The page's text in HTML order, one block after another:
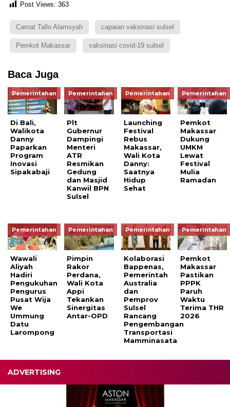
Post Views: 363
Camat Tallo Alamsyah capaian vaksinasi sulsel
Pemkot Makassar vaksinasi covid-19 sulsel
Baca Juga
Pemerintahan
Di Bali,
Walikota
Danny
Paparkan
Program
Inovasi
Sipakabaji
Pemerintahan
Plt
Gubernur
Dampingi
Menteri
ATR
Resmikan
Gedung
dan Masjid
Kanwil BPN
Sulsel
Pemerintahan
Launching
Festival
Rebus
Makassar,
Wali Kota
Danny:
Saatnya
Hidup
Sehat
Pemerintahan
Pemkot
Makassar
Dukung
UMKM
Lewat
Festival
Mulia
Ramadan
Pemerintahan
Wawali
Aliyah
Hadiri
Pengukuhan
Pengurus
Pusat Wija
We
Ummung
Datu
Larompong
Pemerintahan
Pimpin
Rakor
Perdana,
Wali Kota
Appi
Tekankan
Sinergitas
Antar-OPD
Pemerintahan
Kolaborasi
Bappenas,
Pemerintah
Australia
dan
Pemprov
Sulsel
Rancang
Pengembangan
Transportasi
Mamminasata
Pemerintahan
Pemkot
Makassar
Pastikan
PPPK
Paruh
Waktu
Terima THR
2026
ADVERTISING